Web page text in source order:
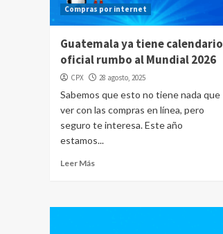
Compras por internet
Guatemala ya tiene calendario
oficial rumbo al Mundial 2026
CPX 28 agosto, 2025
Sabemos que esto no tiene nada que
ver con las compras en línea, pero
seguro te interesa. Este año
estamos...
Leer Más